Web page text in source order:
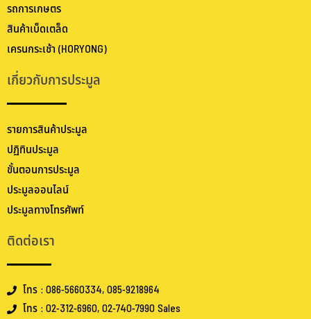
รถการเกษตร
สินค้าเบ็ดเตล็ด
เครนกระเช้า (HORYONG)
เกี่ยวกับการประมูล
รายการสินค้าประมูล
ปฏิทินประมูล
ขั้นตอนการประมูล
ประมูลออนไลน์
ประมูลทางโทรศัพท์
ติดต่อเรา
โทร : 086-5660334, 085-9218964
โทร : 02-312-6960, 02-740-7990 Sales